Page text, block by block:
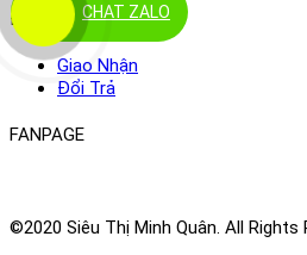
CHAT ZALO
Điều Khoản
Giao Nhận
Đổi Trả
FANPAGE
©2020 Siêu Thị Minh Quân. All Rights